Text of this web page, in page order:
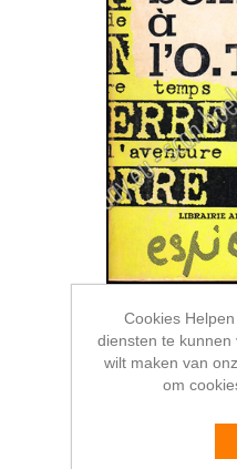
Cookies
diensten te kunnen
wilt maken van
om